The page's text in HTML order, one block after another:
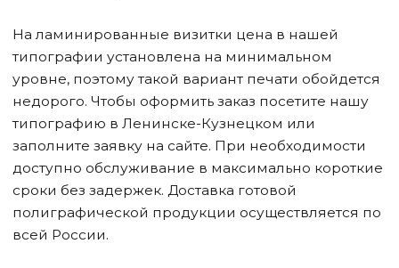
На ламинированные визитки цена в нашей
типографии установлена на минимальном
уровне, поэтому такой вариант печати обойдется
недорого. Чтобы оформить заказ посетите нашу
типографию в Ленинске-Кузнецком или
заполните заявку на сайте. При необходимости
доступно обслуживание в максимально короткие
сроки без задержек. Доставка готовой
полиграфической продукции осуществляется по
всей России.